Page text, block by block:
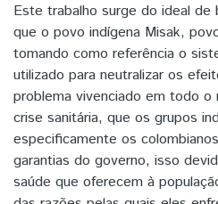
Este trabalho surge do ideal de
que o povo indígena Misak,
tomando como referência o
utilizado para neutralizar os
problema vivenciado em todo
crise sanitária, que os grupos
especificamente os
garantias do governo, isso
saúde que oferecem à